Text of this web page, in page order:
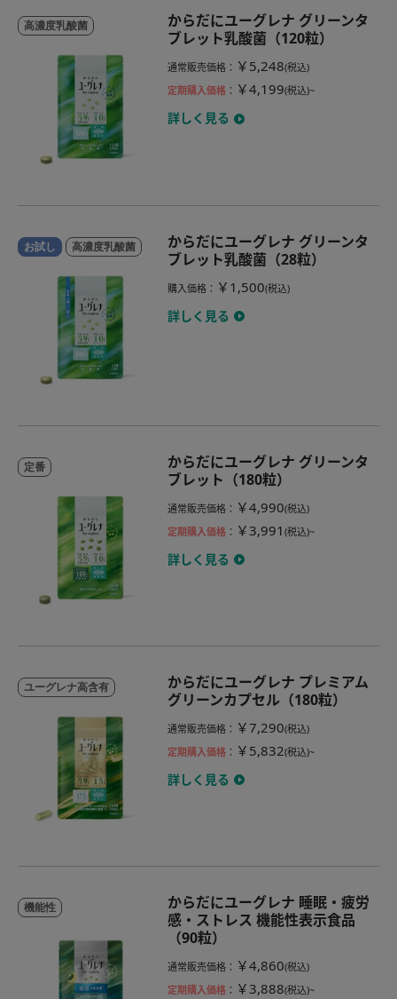
高濃度乳酸菌
からだにユーグレナ グリーンタ
ブレット乳酸菌（120粒）
通常販売価格 ： ￥5,248(税込)
定期購入価格 ： ￥4,199(税込)~
詳しく見る
お試し 高濃度乳酸菌
からだにユーグレナ グリーンタ
ブレット乳酸菌（28粒）
購入価格 ： ￥1,500(税込)
詳しく見る
定番
からだにユーグレナ グリーンタ
ブレット（180粒）
通常販売価格 ： ￥4,990(税込)
定期購入価格 ： ￥3,991(税込)~
詳しく見る
ユーグレナ高含有
からだにユーグレナ プレミアム
グリーンカプセル（180粒）
通常販売価格 ： ￥7,290(税込)
定期購入価格 ： ￥5,832(税込)~
詳しく見る
機能性
からだにユーグレナ 睡眠・疲労
感・ストレス 機能性表示食品
（90粒）
通常販売価格 ： ￥4,860(税込)
定期購入価格 ： ￥3,888(税込)~